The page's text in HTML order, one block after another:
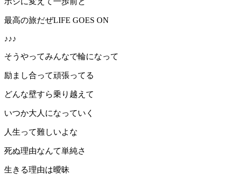
最高の旅だぜLIFE GOES ON
♪♪♪
そうやってみんなで輪になって
励まし合って頑張ってる
どんな壁すら乗り越えて
いつか大人になっていく
人生って難しいよな
死ぬ理由なんて単純さ
生きる理由は曖昧